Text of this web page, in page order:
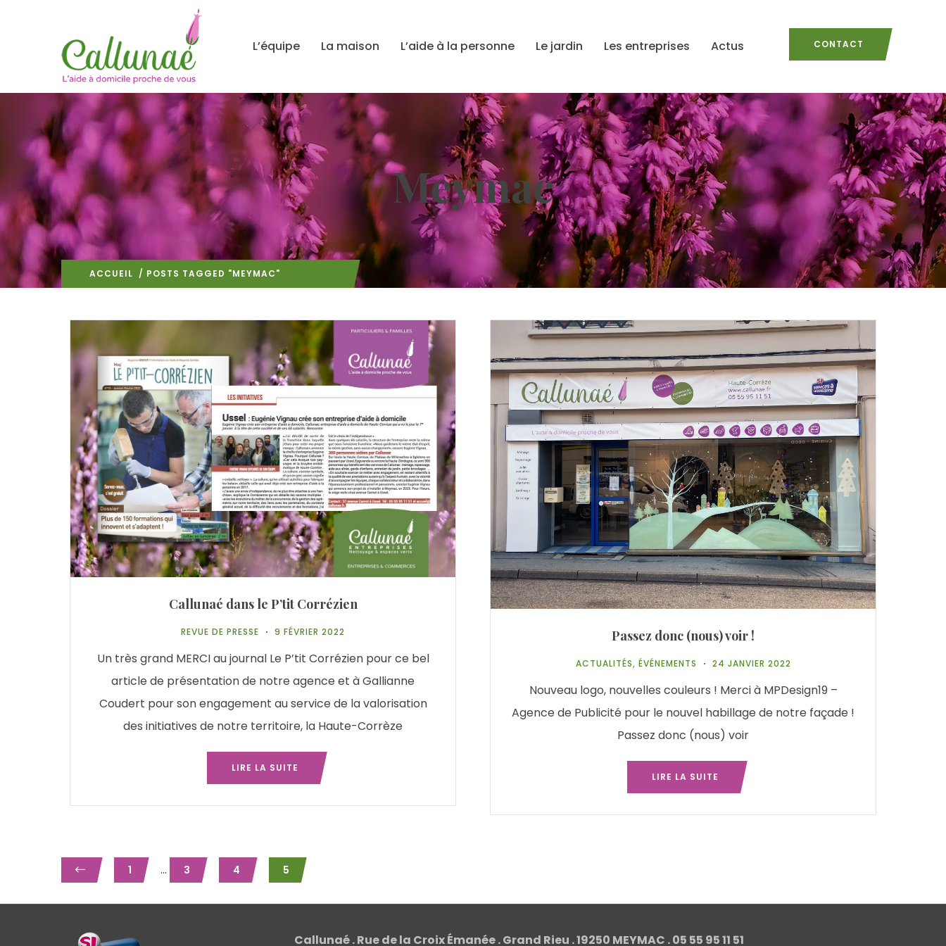
L’équipe La maison L’aide à la personne Le jardin Les entreprises Actus CONTACT
Meymac
ACCUEIL / POSTS TAGGED "MEYMAC"
Callunaé dans le P’tit Corrézien
REVUE DE PRESSE 9 FÉVRIER 2022
Un très grand MERCI au journal Le P’tit Corrézien pour ce bel
article de présentation de notre agence et à Gallianne
Coudert pour son engagement au service de la valorisation
des initiatives de notre territoire, la Haute-Corrèze
LIRE LA SUITE
Passez donc (nous) voir !
ACTUALITÉS, ÉVÉNEMENTS 24 JANVIER 2022
Nouveau logo, nouvelles couleurs ! Merci à MPDesign19 –
Agence de Publicité pour le nouvel habillage de notre façade !
Passez donc (nous) voir
LIRE LA SUITE
1 ... 3 4 5
Callunaé . Rue de la Croix Émanée . Grand Rieu . 19250 MEYMAC . 05 55 95 11 51